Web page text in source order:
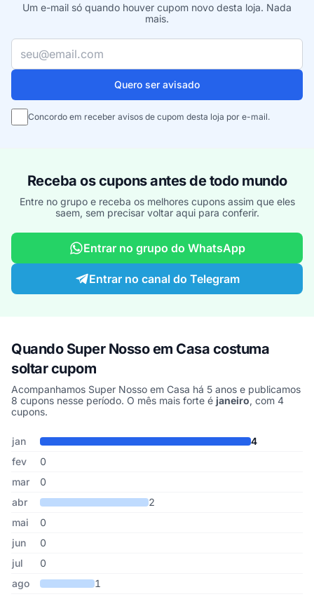
Um e-mail só quando houver cupom novo desta loja. Nada
mais.
Seu e-mail
Quero ser avisado
Concordo em receber avisos de cupom desta loja por e-mail.
Receba os cupons antes de todo mundo
Entre no grupo e receba os melhores cupons assim que eles
saem, sem precisar voltar aqui para conferir.
Entrar no grupo do WhatsApp
Entrar no canal do Telegram
Quando Super Nosso em Casa costuma
soltar cupom
Acompanhamos Super Nosso em Casa há 5 anos e publicamos
8 cupons nesse período. O mês mais forte é janeiro, com 4
cupons.
Cupons de Super Nosso em Casa publicados por mês, somando
Mês Cupons publicadosDesconto médio
jan
4
fev
0
mar
0
abr
2
mai
0
jun
0
jul
0
ago
1